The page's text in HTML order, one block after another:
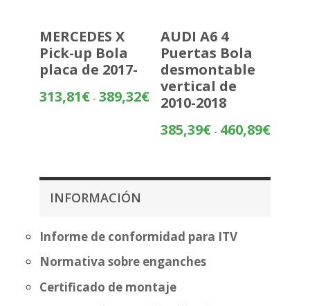
MERCEDES X
Pick-up Bola
placa de 2017-
313,81€ - 389,32€Rango
precios:
AUDI A6 4
Puertas Bola
desmontable
vertical de
2010-2018
385,39€ - 460,89€Rango
INFORMACIÓN
Informe de conformidad para ITV
Normativa sobre enganches
Certificado de montaje